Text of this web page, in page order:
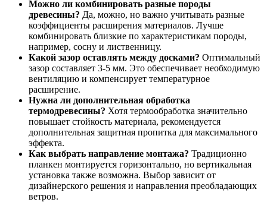
Можно ли комбинировать разные породы
древесины? Да, можно, но важно учитывать разные
коэффициенты расширения материалов. Лучше
комбинировать близкие по характеристикам породы,
например, сосну и лиственницу.
Какой зазор оставлять между досками? Оптимальный
зазор составляет 3-5 мм. Это обеспечивает необходимую
вентиляцию и компенсирует температурное
расширение.
Нужна ли дополнительная обработка
термодревесины? Хотя термообработка значительно
повышает стойкость материала, рекомендуется
дополнительная защитная пропитка для максимального
эффекта.
Как выбрать направление монтажа? Традиционно
планкен монтируется горизонтально, но вертикальная
установка также возможна. Выбор зависит от
дизайнерского решения и направления преобладающих
ветров.